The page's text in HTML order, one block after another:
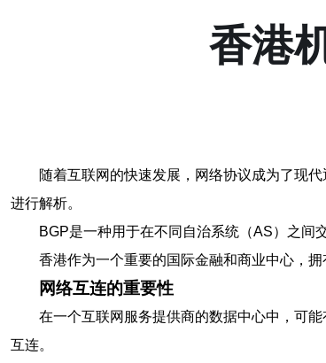
香港
随着互联网的快速发展，网络协议成为了现
进行解析。
BGP是一种用于在不同自治系统（AS）之间
香港作为一个重要的国际金融和商业中心，
网络互连的重要性
在一个互联网服务提供商的数据中心中，可
互连。